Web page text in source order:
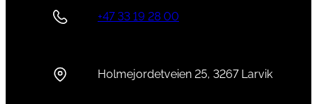
+47 33 19 28 00
Holmejordetveien 25, 3267 Larvik